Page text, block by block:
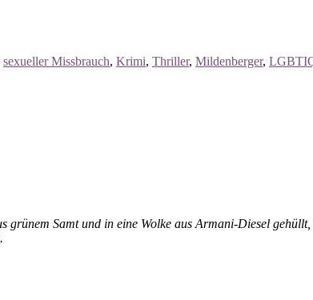
sexueller Missbrauch, Krimi, Thriller, Mildenberger,
grünem Samt und in eine Wolke aus Armani-Diesel